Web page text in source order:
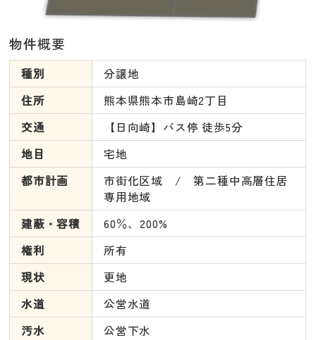
物件概要
種別
分譲地
住所
熊本県熊本市島崎2丁目
交通
【日向崎】バス停 徒歩5分
地目
宅地
都市計画
市街化区域 / 第二種中高層住居
専用地域
建蔽・容積
60％、200%
権利
所有
現状
更地
水道
公営水道
汚水
公営下水